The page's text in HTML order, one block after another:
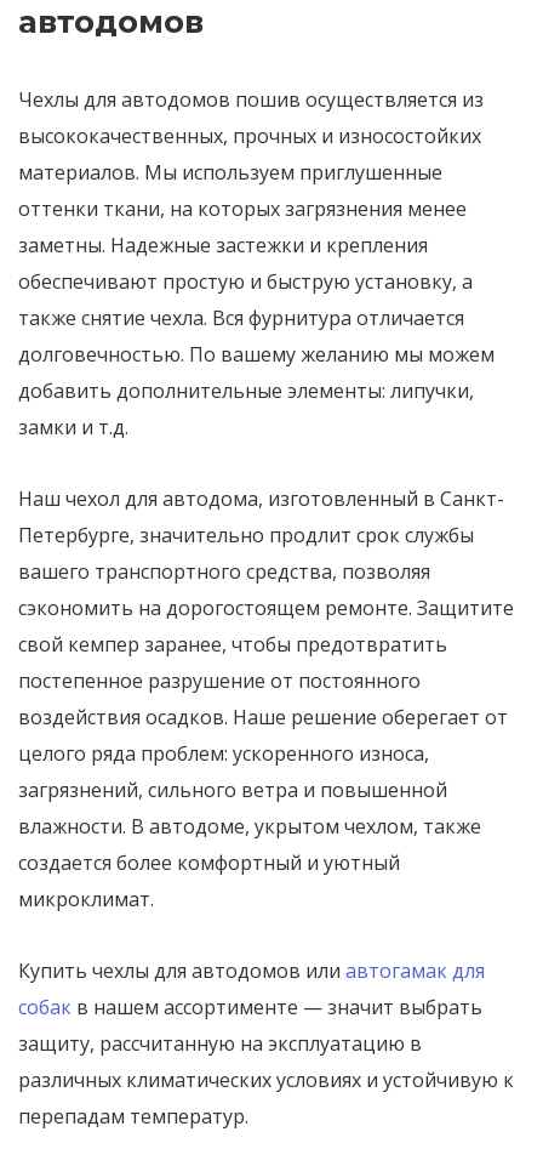
автодомов
Чехлы для автодомов пошив осуществляется из
высококачественных, прочных и износостойких
материалов. Мы используем приглушенные
оттенки ткани, на которых загрязнения менее
заметны. Надежные застежки и крепления
обеспечивают простую и быструю установку, а
также снятие чехла. Вся фурнитура отличается
долговечностью. По вашему желанию мы можем
добавить дополнительные элементы: липучки,
замки и т.д.
Наш чехол для автодома, изготовленный в Санкт-
Петербурге, значительно продлит срок службы
вашего транспортного средства, позволяя
сэкономить на дорогостоящем ремонте. Защитите
свой кемпер заранее, чтобы предотвратить
постепенное разрушение от постоянного
воздействия осадков. Наше решение оберегает от
целого ряда проблем: ускоренного износа,
загрязнений, сильного ветра и повышенной
влажности. В автодоме, укрытом чехлом, также
создается более комфортный и уютный
микроклимат.
Купить чехлы для автодомов или автогамак для
собак в нашем ассортименте — значит выбрать
защиту, рассчитанную на эксплуатацию в
различных климатических условиях и устойчивую к
перепадам температур.